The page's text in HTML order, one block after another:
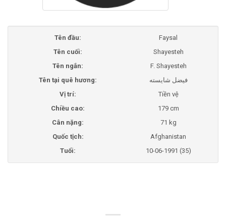
Tên đầu:
Faysal
Tên cuối:
Shayesteh
Tên ngắn:
F. Shayesteh
Tên tại quê hương:
فیضل شایسته
Vị trí:
Tiền vệ
Chiều cao:
179 cm
Cân nặng:
71 kg
Quốc tịch:
Afghanistan
Tuổi:
10-06-1991 (35)